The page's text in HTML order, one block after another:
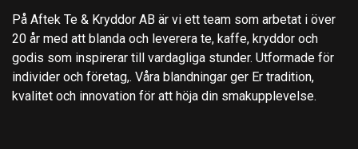
På Aftek Te & Kryddor AB är vi ett team som arbetat i över
20 år med att blanda och leverera te, kaffe, kryddor och
godis som inspirerar till vardagliga stunder. Utformade för
individer och företag,. Våra blandningar ger Er tradition,
kvalitet och innovation för att höja din smakupplevelse.